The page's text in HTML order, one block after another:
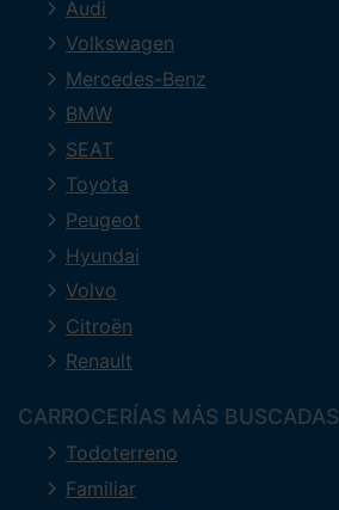
Audi
Volkswagen
Mercedes-Benz
BMW
SEAT
Toyota
Peugeot
Hyundai
Volvo
Citroën
Renault
CARROCERÍAS MÁS BUSCADAS
Todoterreno
Familiar